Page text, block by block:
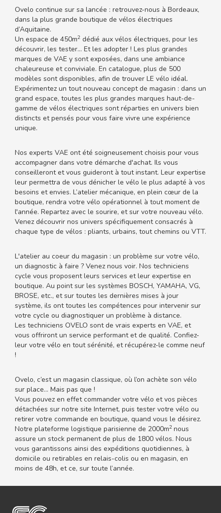
Ovelo continue sur sa lancée : retrouvez-nous à Bordeaux,
dans la plus grande boutique de vélos électriques
d’Aquitaine.
Un espace de 450m2 dédié aux vélos électriques, pour les
découvrir, les tester… Et les adopter ! Les plus grandes
marques de VAE y sont exposées, dans une ambiance
chaleureuse et conviviale. En catalogue, plus de 500
modèles sont disponibles, afin de trouver LE vélo idéal.
Expérimentez un tout nouveau concept de magasin : dans un
grand espace, toutes les plus grandes marques haut-de-
gamme de vélos électriques sont réparties en univers bien
distincts et pensés pour vous faire vivre une expérience
unique.
Nos experts VAE ont été soigneusement choisis pour vous
accompagner dans votre démarche d'achat. Ils vous
conseilleront et vous guideront à tout instant. Leur expertise
leur permettra de vous dénicher le vélo le plus adapté à vos
besoins et envies. L’atelier mécanique, en plein cœur de la
boutique, rendra votre vélo opérationnel à tout moment de
l'année. Repartez avec le sourire, et sur votre nouveau vélo.
Venez découvrir nos univers spécifiquement consacrés à
chaque type de vélos : pliants, urbains, tout chemins ou VTT.
L'atelier au coeur du magasin : un problème sur votre vélo,
un diagnostic à faire ? Venez nous voir. Nos techniciens
cycle vous proposent leurs services et leur expertise en
boutique. Au point sur les systèmes BOSCH, YAMAHA, VG,
BROSE, etc., et sur toutes les dernières mises à jour
système, ils ont toutes les compétences pour intervenir sur
votre cycle ou diagnostiquer un problème à distance.
Les techniciens OVELO sont de vrais experts en VAE, et
vous offriront un service performant et de qualité. Confiez-
leur votre vélo en tout sérénité, et récupérez-le comme neuf
!
Ovelo, c’est un magasin classique, où l’on achète son vélo
sur place... Mais pas que !
Vous pouvez en effet commander votre vélo et vos pièces
détachées sur notre site Internet, puis tester votre vélo ou
retirer votre commande en boutique, quand vous le désirez.
Notre plateforme logistique parisienne de 2000m2 nous
assure un stock permanent de plus de 1800 vélos. Nous
vous garantissons ainsi des expéditions quotidiennes, à
domicile ou retirables en relais-colis ou en magasin, en
moins de 48h, et ce, sur toute l’année.